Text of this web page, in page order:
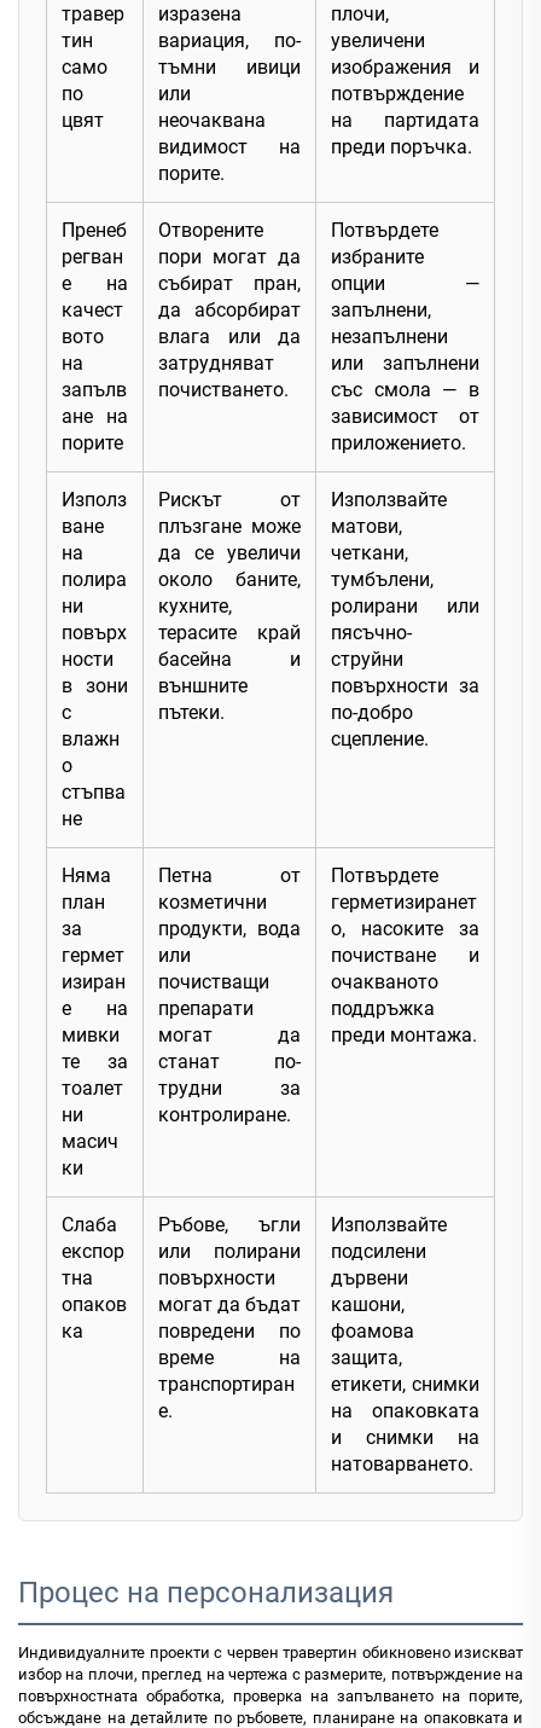
травер
тин
само
по
цвят
изразена
вариация, по-
тъмни ивици
или
неочаквана
видимост на
порите.
плочи,
увеличени
изображения и
потвърждение
на партидата
преди поръчка.
Пренеб
регван
е на
качест
вото
на
запълв
ане на
порите
Отворените
пори могат да
събират пран,
да абсорбират
влага или да
затрудняват
почистването.
Потвърдете
избраните
опции —
запълнени,
незапълнени
или запълнени
със смола — в
зависимост от
приложението.
Използ
ване
на
полира
ни
повърх
ности
в зони
с
влажн
о
стъпва
не
Рискът от
плъзгане може
да се увеличи
около баните,
кухните,
терасите край
басейна и
външните
пътеки.
Използвайте
матови,
четкани,
тумбълени,
ролирани или
пясъчно-
струйни
повърхности за
по-добро
сцепление.
Няма
план
за
гермет
изиран
е на
мивки
те за
тоалет
ни
масич
ки
Петна от
козметични
продукти, вода
или
почистващи
препарати
могат да
станат по-
трудни за
контролиране.
Потвърдете
герметизиранет
о, насоките за
почистване и
очакваното
поддръжка
преди монтажа.
Слаба
експор
тна
опаков
ка
Ръбове, ъгли
или полирани
повърхности
могат да бъдат
повредени по
време на
транспортиран
е.
Използвайте
подсилени
дървени
кашони,
фоамова
защита,
етикети, снимки
на опаковката
и снимки на
натоварването.
Процес на персонализация
Индивидуалните проекти с червен травертин обикновено изискват
избор на плочи, преглед на чертежа с размерите, потвърждение на
повърхностната обработка, проверка на запълването на порите,
обсъждане на детайлите по ръбовете, планиране на опаковката и